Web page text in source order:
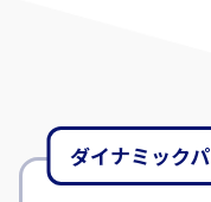
ダイナミック